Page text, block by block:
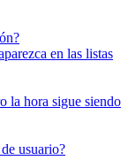
en las listas
la hora sigue siendo
usuario?